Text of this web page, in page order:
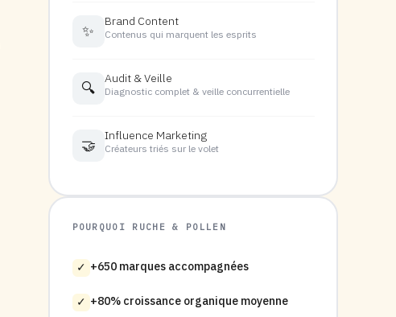
✨
Brand Content
Contenus qui marquent les esprits
🔍
Audit & Veille
Diagnostic complet & veille concurrentielle
🤝
Influence Marketing
Créateurs triés sur le volet
POURQUOI RUCHE & POLLEN
✓ +650 marques accompagnées
✓ +80% croissance organique moyenne